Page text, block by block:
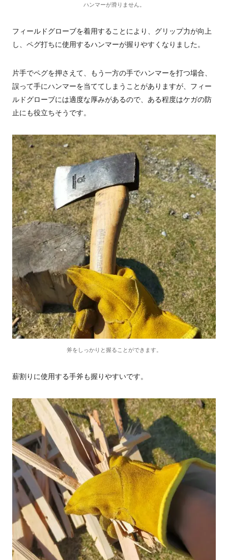
ハンマーが滑りません。
フィールドグローブを着用することにより、グリップ力が向上
し、ペグ打ちに使用するハンマーが握りやすくなりました。
片手でペグを押さえて、もう一方の手でハンマーを打つ場合、
誤って手にハンマーを当ててしまうことがありますが、フィー
ルドグローブには適度な厚みがあるので、ある程度はケガの防
止にも役立ちそうです。
斧をしっかりと握ることができます。
薪割りに使用する手斧も握りやすいです。